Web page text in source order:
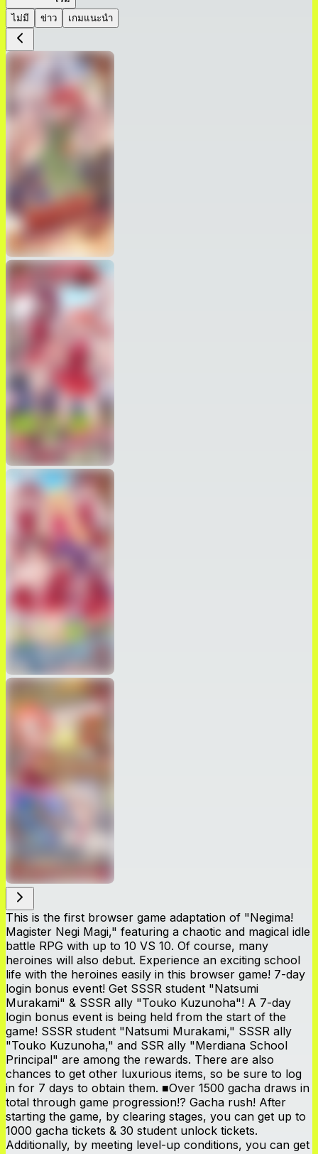
ไม่มี
ข่าว เกมแนะนำ
This is the first browser game adaptation of "Negima!
Magister Negi Magi," featuring a chaotic and magical idle
battle RPG with up to 10 VS 10. Of course, many
heroines will also debut. Experience an exciting school
life with the heroines easily in this browser game! 7-day
login bonus event! Get SSSR student "Natsumi
Murakami" & SSSR ally "Touko Kuzunoha"! A 7-day
login bonus event is being held from the start of the
game! SSSR student "Natsumi Murakami," SSSR ally
"Touko Kuzunoha," and SSR ally "Merdiana School
Principal" are among the rewards. There are also
chances to get other luxurious items, so be sure to log
in for 7 days to obtain them. ■Over 1500 gacha draws in
total through game progression!? Gacha rush! After
starting the game, by clearing stages, you can get up to
1000 gacha tickets & 30 student unlock tickets.
Additionally, by meeting level-up conditions, you can get